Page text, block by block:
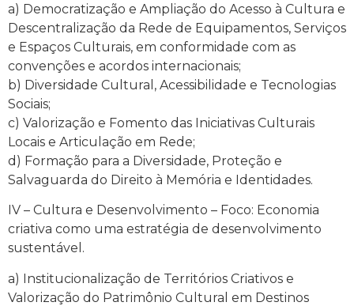
a) Democratização e Ampliação do Acesso à Cultura e
Descentralização da Rede de Equipamentos, Serviços
e Espaços Culturais, em conformidade com as
convenções e acordos internacionais;
b) Diversidade Cultural, Acessibilidade e Tecnologias
Sociais;
c) Valorização e Fomento das Iniciativas Culturais
Locais e Articulação em Rede;
d) Formação para a Diversidade, Proteção e
Salvaguarda do Direito à Memória e Identidades.
IV – Cultura e Desenvolvimento – Foco: Economia
criativa como uma estratégia de desenvolvimento
sustentável.
a) Institucionalização de Territórios Criativos e
Valorização do Patrimônio Cultural em Destinos